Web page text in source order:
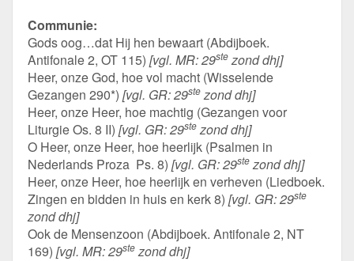
Communie:
Gods oog…dat Hij hen bewaart (Abdijboek.
Antifonale 2, OT 115) [vgl. MR: 29stezond dhj]
Heer, onze God, hoe vol macht (Wisselende
Gezangen 290*) [vgl. GR: 29stezond dhj]
Heer, onze Heer, hoe machtig (Gezangen voor
Liturgie Os. 8 II) [vgl. GR: 29stezond dhj]
O Heer, onze Heer, hoe heerlijk (Psalmen in
Nederlands Proza Ps. 8) [vgl. GR: 29stezond dhj]
Heer, onze Heer, hoe heerlijk en verheven (Liedboek.
Zingen en bidden in huis en kerk 8) [vgl. GR: 29ste
zond dhj]
Ook de Mensenzoon (Abdijboek. Antifonale 2, NT
169) [vgl. MR: 29stezond dhj]